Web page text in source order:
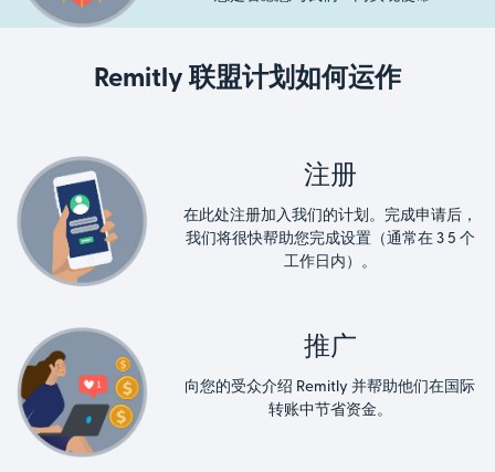
Remitly 联盟计划如何运作
注册
在此处注册加入我们的计划。完成申请后，
我们将很快帮助您完成设置（通常在 3 5 个
工作日内）。
推广
向您的受众介绍 Remitly 并帮助他们在国际
转账中节省资金。